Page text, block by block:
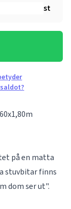
st
på en matta
stuvbitar finns
dom ser ut".